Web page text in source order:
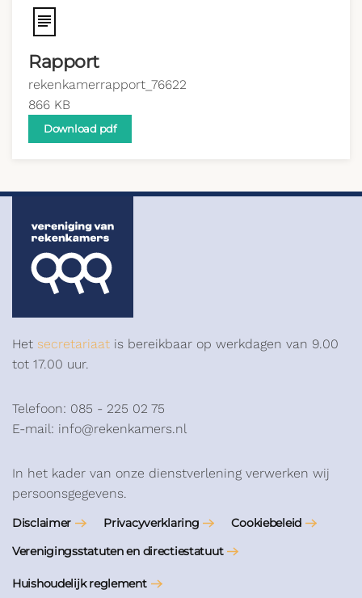
Rapport
rekenkamerrapport_76622
866 KB
Download pdf
Het secretariaat is bereikbaar op werkdagen van 9.00
tot 17.00 uur.
Telefoon: 085 - 225 02 75
E-mail: info@rekenkamers.nl
In het kader van onze dienstverlening verwerken wij
persoonsgegevens.
Disclaimer Privacyverklaring
Cookiebeleid
Verenigingsstatuten en directiestatuut
Huishoudelijk reglement